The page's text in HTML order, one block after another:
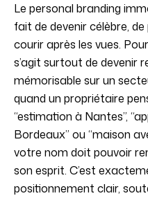
Le personal branding
fait de devenir célèbre,
courir après les vues.
s’agit surtout de devenir
mémorisable sur un
quand un propriétaire
“estimation à Nantes”,
Bordeaux” ou “maison
votre nom doit pouvoir
son esprit. C’est
positionnement clair,